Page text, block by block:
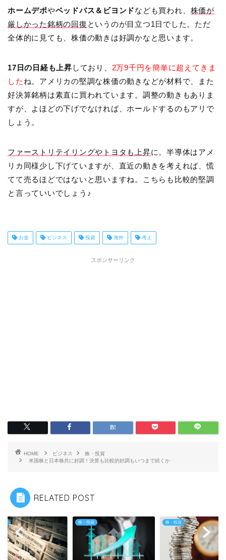
ホームデポやベッドバス＆ビヨンドなども買われ、 株価が
厳しかった銘柄の回復 というのが目立つ1日でした。ただ
全体的に見ても、株価の動きは好調かなと思います。
17日の日経も上昇 しており、 2万9千円を簡単に超えてきま
した ね。アメリカの堅調な株価の動きなどが材料で、また
好決算銘柄は素直に買われています。調整の動きもありま
すが、よほどの下げでなければ、ホールドするのもアリで
しょう。
ファーストリテイリングやトヨタも上昇に。半導体はアメ
リカ同様少し下げていますが、直近の動きを考えれば、慌
てて売るほどではないと思いますね。こちらも比較的堅調
と言っていいでしょう♪
お金 ビジネス 投資 海外 考え
スポンサーリンク
HOME ビジネス
株・投資
米国株と日本株共に好調！決算も比較的好調もいつまで続くか
RELATED POST
株・投資 株・投資